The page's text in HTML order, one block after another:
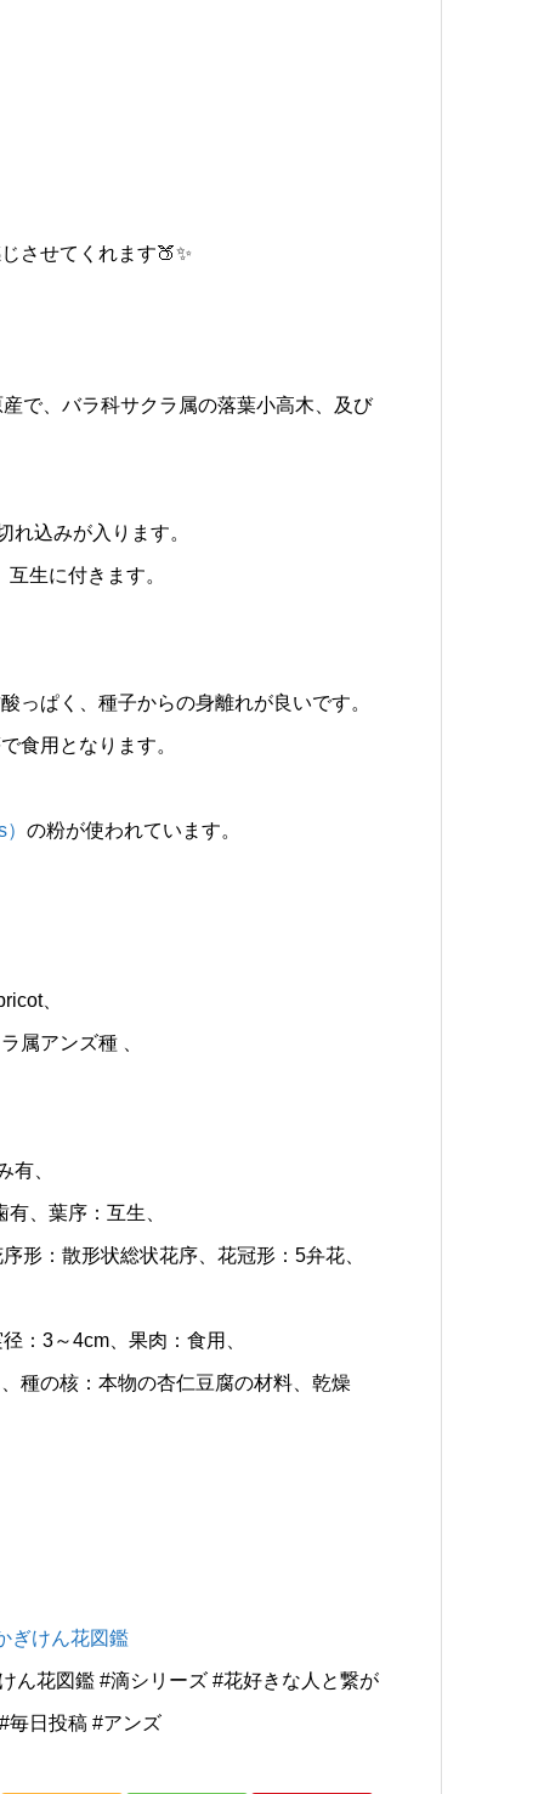
させてくれます🍑✨
で、バラ科サクラ属の落葉小高木、及び
込みが入ります。
生に付きます。
っぱく、種子からの身離れが良いです。
食用となります。
の粉が使われています。
、
属アンズ種 、
有、
、葉序：互生、
形：散形状総状花序、花冠形：5弁花、
：3～4cm、果肉：食用、
種の核：本物の杏仁豆腐の材料、乾燥
ぎけん花図鑑
ん花図鑑 #滴シリーズ #花好きな人と繋が
毎日投稿 #アンズ